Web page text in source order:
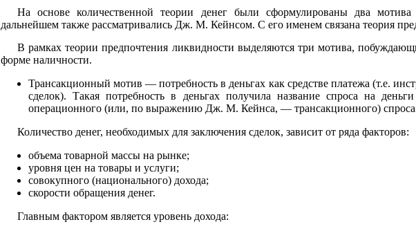
На основе количественной теории денег были сформулированы два
дальнейшем также рассматривались Дж. М. Кейнсом. С его именем связана теория
В рамках теории предпочтения ликвидности выделяются три мотива,
форме наличности.
Трансакционный мотив — потребность в деньгах как средстве платежа (т.е.
сделок). Такая потребность в деньгах получила название спроса на
операционного (или, по выражению Дж. М. Кейнса, — трансакционного)
Количество денег, необходимых для заключения сделок, зависит от ряда факторов:
объема товарной массы на рынке;
уровня цен на товары и услуги;
совокупного (национального) дохода;
скорости обращения денег.
Главным фактором является уровень дохода: